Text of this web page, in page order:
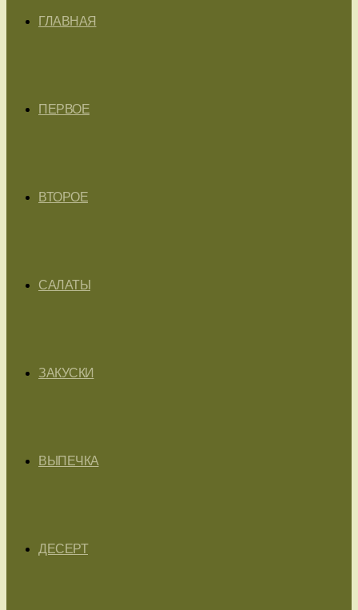
ГЛАВНАЯ
ПЕРВОЕ
ВТОРОЕ
САЛАТЫ
ЗАКУСКИ
ВЫПЕЧКА
ДЕСЕРТ